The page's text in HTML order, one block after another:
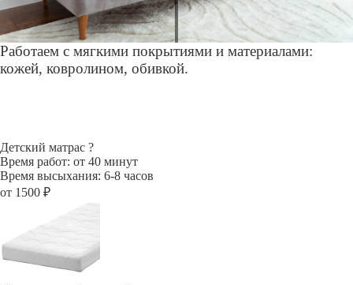
Работаем с мягкими покрытиями и материалами:
кожей, ковролином, обивкой.
Детский матрас ?
Время работ: от 40 минут
Время высыхания: 6-8 часов
от 1500 ₽